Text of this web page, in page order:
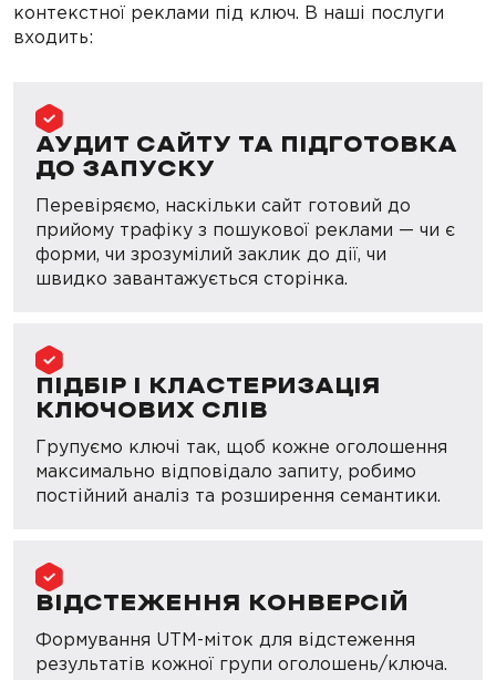
контекстної реклами під ключ. В наші послуги
входить:
АУДИТ САЙТУ ТА ПІДГОТОВКА
ДО ЗАПУСКУ
Перевіряємо, наскільки сайт готовий до
прийому трафіку з пошукової реклами — чи є
форми, чи зрозумілий заклик до дії, чи
швидко завантажується сторінка.
ПІДБІР І КЛАСТЕРИЗАЦІЯ
КЛЮЧОВИХ СЛІВ
Групуємо ключі так, щоб кожне оголошення
максимально відповідало запиту, робимо
постійний аналіз та розширення семантики.
ВІДСТЕЖЕННЯ КОНВЕРСІЙ
Формування UTM-міток для відстеження
результатів кожної групи оголошень/ключа.